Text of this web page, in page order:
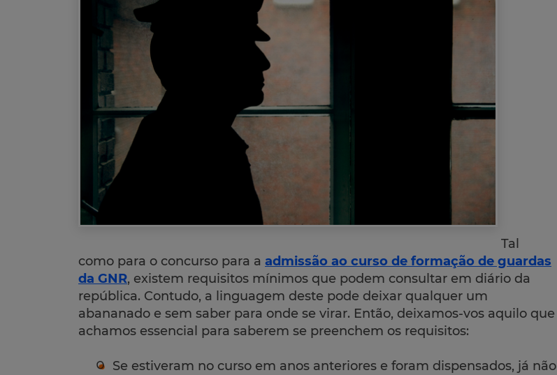
Tal
como para o concurso para a admissão ao curso de formação de guardas
da GNR, existem requisitos mínimos que podem consultar em diário da
república. Contudo, a linguagem deste pode deixar qualquer um
abananado e sem saber para onde se virar. Então, deixamos-vos aquilo que
achamos essencial para saberem se preenchem os requisitos:
Se estiveram no curso em anos anteriores e foram dispensados, já não